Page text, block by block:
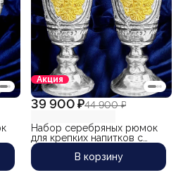
Акция
39 900 ₽44 900 ₽
Набор серебряных рюмок
для крепких напитков с
позолоченным гербом
России "Ветеран-5" (2 шт)
(объем 1 рюмки 50 мл)
В корзину